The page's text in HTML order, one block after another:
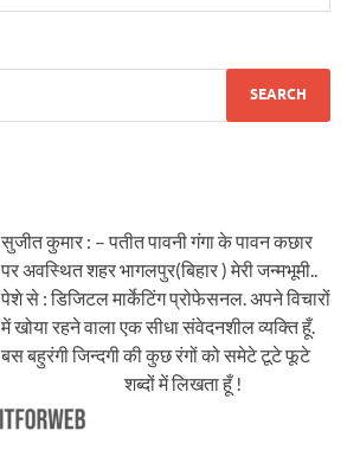
सुजीत कुमार : – पतीत पावनी गंगा के पावन कछार
पर अवस्थित शहर भागलपुर(बिहार ) मेरी जन्मभूमी..
पेशे से : डिजिटल मार्केटिंग प्रोफेसनल. अपने विचारों
में खोया रहने वाला एक सीधा संवेदनशील व्यक्ति हूँ.
बस बहुरंगी जिन्दगी की कुछ रंगों को समेटे टूटे फूटे
शब्दों में लिखता हूँ !